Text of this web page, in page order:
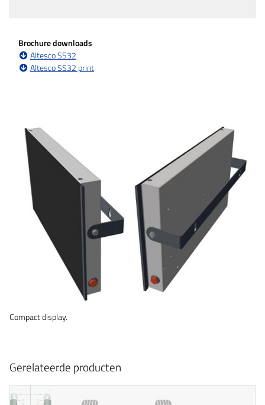
Brochure downloads
Altesco SS32
Altesco SS32 print
Compact display.
Gerelateerde producten